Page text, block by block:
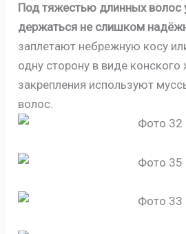
Под тяжестью длинных волос
держаться не слишком
заплетают небрежную косу
одну сторону в виде конского
закрепления используют
волос.